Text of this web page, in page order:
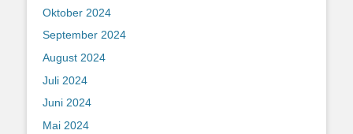
Oktober 2024
September 2024
August 2024
Juli 2024
Juni 2024
Mai 2024